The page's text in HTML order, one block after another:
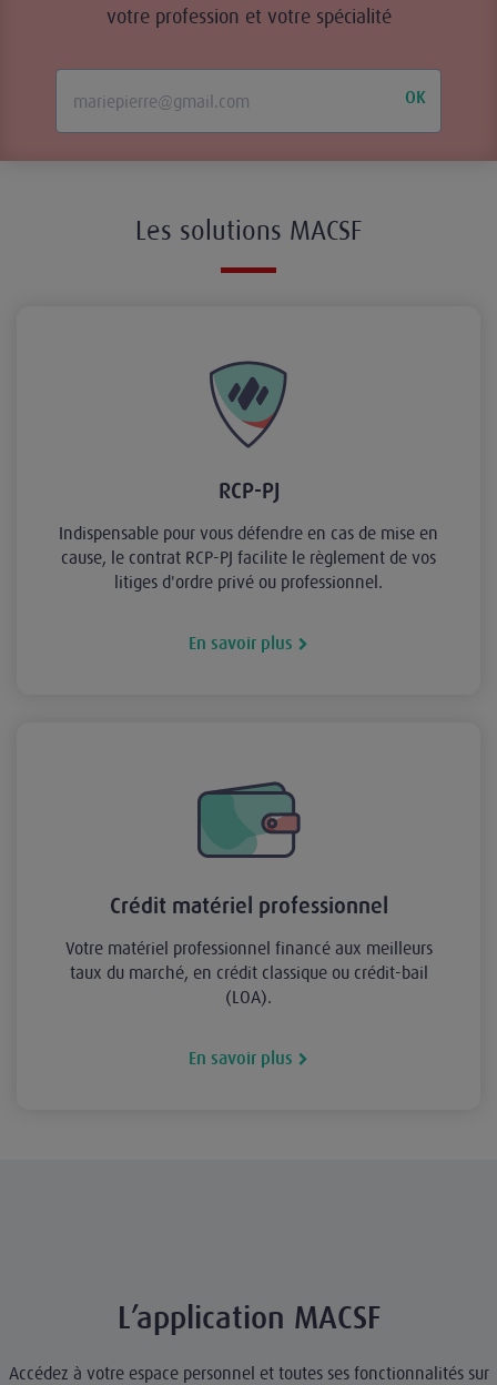
votre profession et votre spécialité
OK
Les solutions MACSF
RCP-PJ
Indispensable pour vous défendre en cas de mise en
cause, le contrat RCP-PJ facilite le règlement de vos
litiges d'ordre privé ou professionnel.
En savoir plus
Crédit matériel professionnel
Votre matériel professionnel financé aux meilleurs
taux du marché, en crédit classique ou crédit-bail
(LOA).
En savoir plus
L’application MACSF
Accédez à votre espace personnel et toutes ses fonctionnalités sur